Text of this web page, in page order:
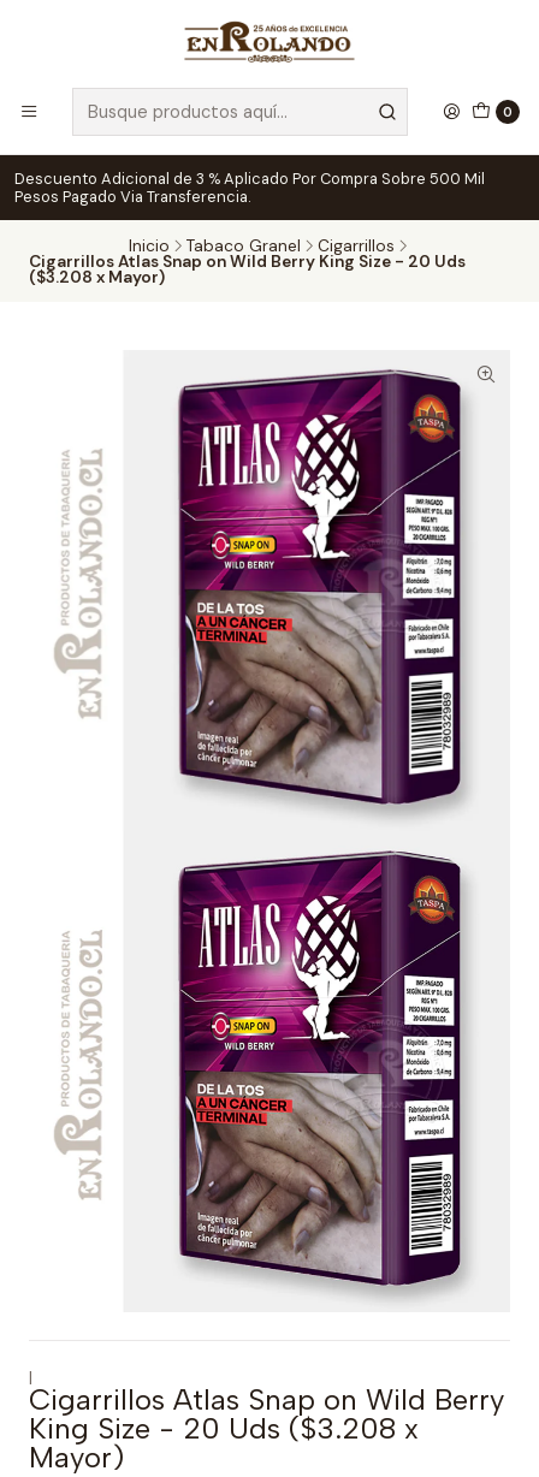
0
Descuento Adicional de 3 % Aplicado Por Compra Sobre 500 Mil
Pesos Pagado Via Transferencia.
Inicio Tabaco Granel Cigarrillos
Cigarrillos Atlas Snap on Wild Berry King Size - 20 Uds
($3.208 x Mayor)
|
Cigarrillos Atlas Snap on Wild Berry
King Size - 20 Uds ($3.208 x
Mayor)